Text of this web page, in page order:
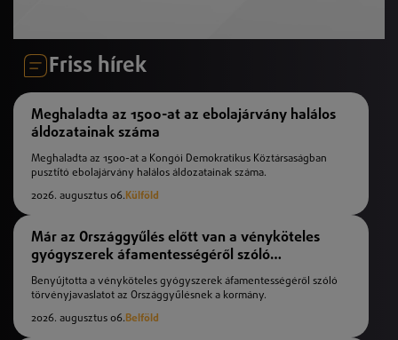
Friss hírek
Meghaladta az 1500-at az ebolajárvány halálos
áldozatainak száma
Meghaladta az 1500-at a Kongói Demokratikus Köztársaságban
pusztító ebolajárvány halálos áldozatainak száma.
2026. augusztus 06. Külföld
Már az Országgyűlés előtt van a vényköteles
gyógyszerek áfamentességéről szóló
Benyújtotta a vényköteles gyógyszerek áfamentességéről szóló
törvényjavaslatot az Országgyűlésnek a kormány.
2026. augusztus 06.Belföld